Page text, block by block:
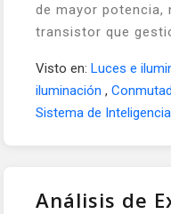
de mayor potencia,
transistor que
Visto en: Luces e
iluminación ,
Sistema de
Análisis de